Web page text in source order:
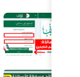
منذ يوم
هنا منصة توظيف
منذ يوم